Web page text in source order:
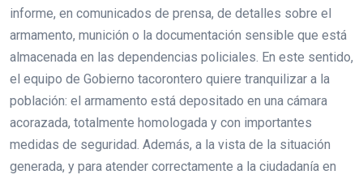
informe, en comunicados de prensa, de detalles sobre el
armamento, munición o la documentación sensible que está
almacenada en las dependencias policiales. En este sentido,
el equipo de Gobierno tacorontero quiere tranquilizar a la
población: el armamento está depositado en una cámara
acorazada, totalmente homologada y con importantes
medidas de seguridad. Además, a la vista de la situación
generada, y para atender correctamente a la ciudadanía en